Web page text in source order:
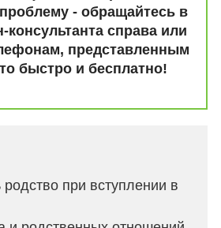
- обращайтесь в
справа или
представленным
быстро и бесплатно!
родство при вступлении в